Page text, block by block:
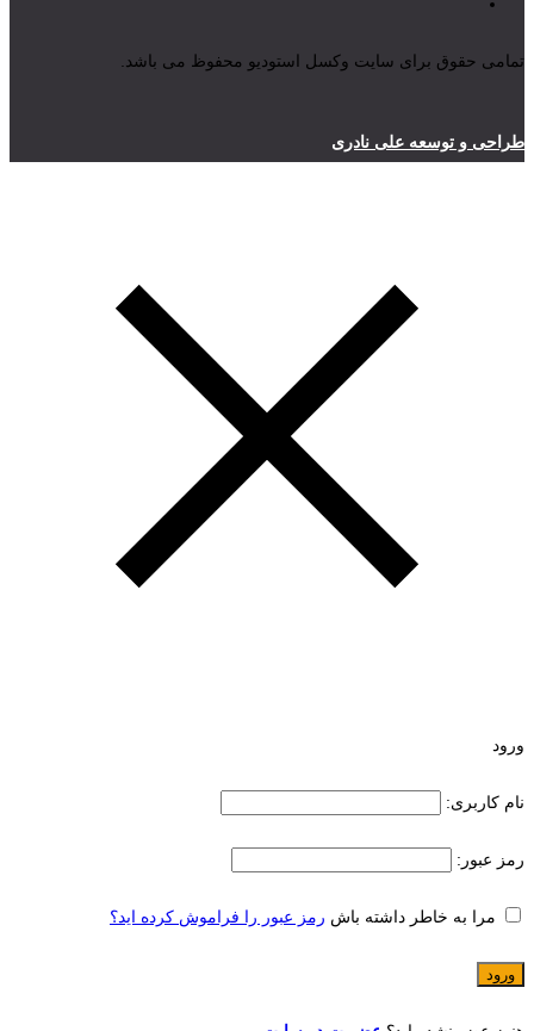
تمامی حقوق برای سایت وکسل استودیو محفوظ می باشد.
طراحی و توسعه علی نادری
ورود
نام کاربری:
رمز عبور:
مرا به خاطر داشته باش رمز عبور را فراموش کرده اید؟